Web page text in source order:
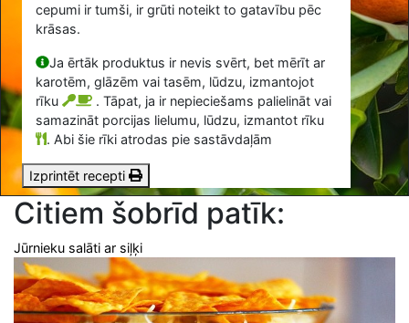
cepumi ir tumši, ir grūti noteikt to gatavību pēc
krāsas.
Ja ērtāk produktus ir nevis svērt, bet mērīt ar
karotēm, glāzēm vai tasēm, lūdzu, izmantojot
rīku
. Tāpat, ja ir nepieciešams palielināt vai
samazināt porcijas lielumu, lūdzu, izmantot rīku
. Abi šie rīki atrodas pie sastāvdaļām
Izprintēt recepti
Citiem šobrīd patīk:
Jūrnieku salāti ar siļķi